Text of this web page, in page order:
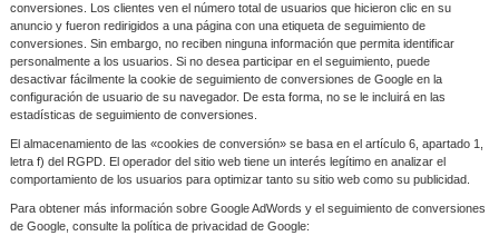
conversiones. Los clientes ven el número total de usuarios que hicieron clic en su
anuncio y fueron redirigidos a una página con una etiqueta de seguimiento de
conversiones. Sin embargo, no reciben ninguna información que permita identificar
personalmente a los usuarios. Si no desea participar en el seguimiento, puede
desactivar fácilmente la cookie de seguimiento de conversiones de Google en la
configuración de usuario de su navegador. De esta forma, no se le incluirá en las
estadísticas de seguimiento de conversiones.
El almacenamiento de las «cookies de conversión» se basa en el artículo 6, apartado 1,
letra f) del RGPD. El operador del sitio web tiene un interés legítimo en analizar el
comportamiento de los usuarios para optimizar tanto su sitio web como su publicidad.
Para obtener más información sobre Google AdWords y el seguimiento de conversiones
de Google, consulte la política de privacidad de Google: